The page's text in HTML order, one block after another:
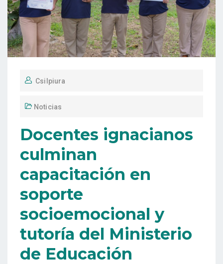
Csilpiura
Noticias
Docentes ignacianos
culminan
capacitación en
soporte
socioemocional y
tutoría del Ministerio
de Educación